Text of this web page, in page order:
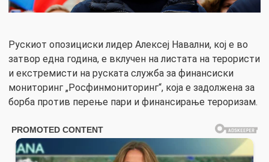
Рускиот опозициски лидер Алексеј Навални, кој е во
затвор една година, е вклучен на листата на терористи
и екстремисти на руската служба за финансиски
мониторинг „Росфинмониторинг“, која е задолжена за
борба против перење пари и финансирање тероризам.